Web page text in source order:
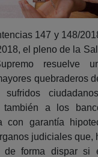
147 y 148/
el pleno de la
resuelve
quebraderos
también a los
con garantía
judiciales que,
de forma dispar si